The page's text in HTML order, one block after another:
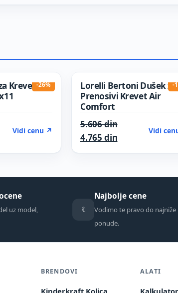
-26%
Krevetac
price was: 5.905 din.
price is: 4.349 din.
Vidi cenu ↗
-
Lorelli Bertoni Dušek za
Prenosivi Krevet Air
Comfort
5.606dinOriginal price
4.765 dinCurrent price
Vidi
uz model,
🔖
Najbolje cene
Vodimo te pravo do najniže
ponude.
BRENDOVI ALATI